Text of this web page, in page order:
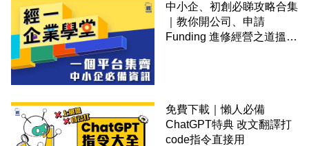
中小企、初創必睇攻略合集
｜教你開公司、申請
Funding 進修經營之道搵大
免費下載｜懶人必備
ChatGPT特典 改文翻譯打
code指令直接用